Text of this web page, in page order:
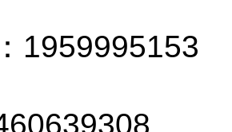
1959995153